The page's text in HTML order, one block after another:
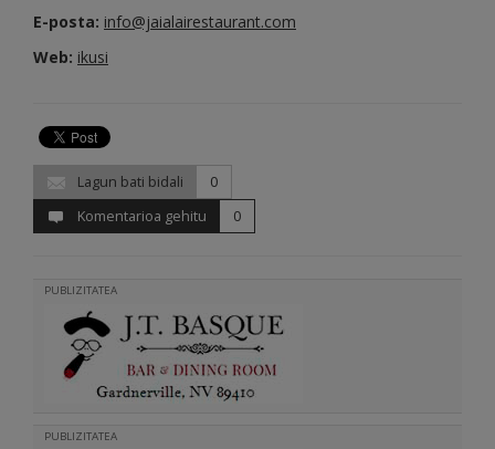
E-posta: info@jaialairestaurant.com
Web: ikusi
Lagun bati bidali
0
Komentarioa gehitu
0
PUBLIZITATEA
PUBLIZITATEA